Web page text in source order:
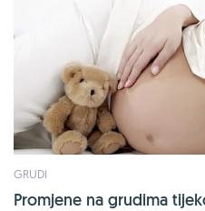
GRUDI
Promjene na grudima